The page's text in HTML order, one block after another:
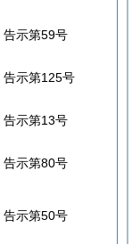
告示第59号
告示第125号
告示第13号
告示第80号
告示第50号